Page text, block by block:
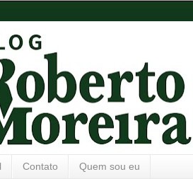
Contato Quem sou eu